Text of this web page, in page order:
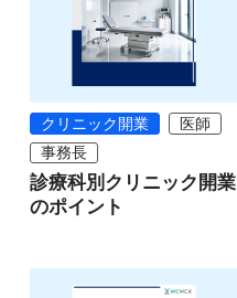
クリニック開業
医師
事務長
診療科別クリニック開業
のポイント